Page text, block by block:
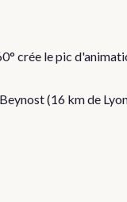
crée le pic
Beynost(16 km de